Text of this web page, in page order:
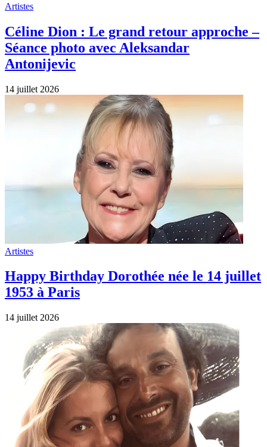
Artistes
Céline Dion : Le grand retour approche –
Séance photo avec Aleksandar
Antonijevic
14 juillet 2026
Artistes
Happy Birthday Dorothée née le 14 juillet
1953 à Paris
14 juillet 2026